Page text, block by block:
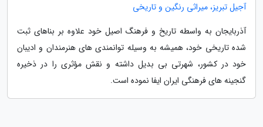
آجیل تبریز، میراثی رنگین و تاریخی
آذربایجان به واسطه تاریخ و فرهنگ اصیل خود علاوه بر بناهای ثبت
شده تاریخی خود، همیشه به وسیله توانمندی های هنرمندان و ادیبان
خود در کشور، شهرتی بی بدیل داشته و نقش مؤثری را در ذخیره
گنجینه های فرهنگی ایران ایفا نموده است.